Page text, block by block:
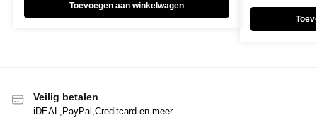
Toevoegen aan winkelwagen
Veilig betalen
iDEAL,PayPal,Creditcard en meer